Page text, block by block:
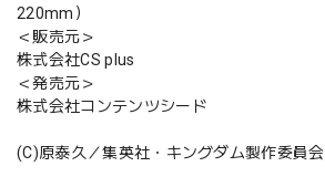
220mm）
＜販売元＞
株式会社CS plus
＜発売元＞
株式会社コンテンツシード
(C)原泰久／集英社・キングダム製作委員会